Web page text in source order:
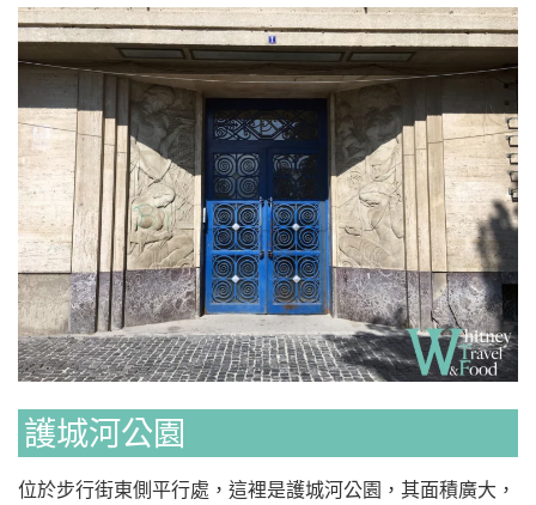
護城河公園
位於步行街東側平行處，這裡是護城河公園，其面積廣大，